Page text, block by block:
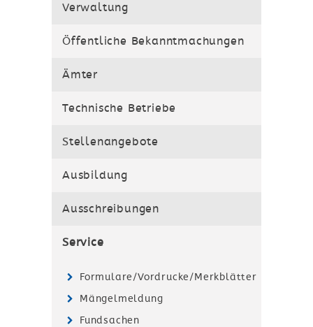
Verwaltung
Öffentliche Bekanntmachungen
Ämter
Technische Betriebe
Stellenangebote
Ausbildung
Ausschreibungen
Service
Formulare/Vordrucke/Merkblätter
Mängelmeldung
Fundsachen